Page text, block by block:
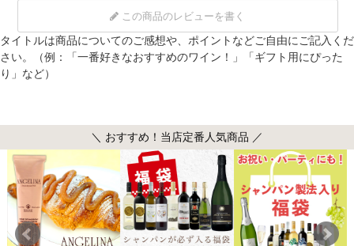
この商品のレビューを書く
タイトルは商品についてのご感想や、ポイントなどご自由にご記入くだ
さい。（例：「一番好きなおすすめのワイン！」「ギフト用にぴった
り」など）
＼ おすすめ！当店定番人気商品 ／